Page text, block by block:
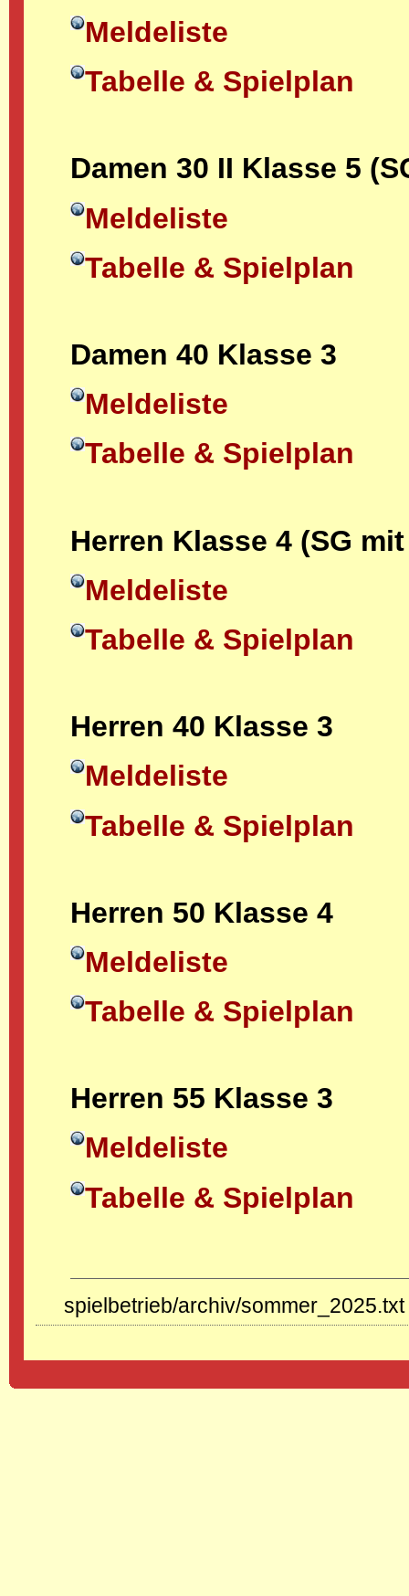
Meldeliste
Tabelle & Spielplan
Damen 30 II Klasse 5
Meldeliste
Tabelle & Spielplan
Damen 40 Klasse 3
Meldeliste
Tabelle & Spielplan
Herren Klasse 4 (SG
Meldeliste
Tabelle & Spielplan
Herren 40 Klasse 3
Meldeliste
Tabelle & Spielplan
Herren 50 Klasse 4
Meldeliste
Tabelle & Spielplan
Herren 55 Klasse 3
Meldeliste
Tabelle & Spielplan
spielbetrieb/archiv/sommer_2025.txt